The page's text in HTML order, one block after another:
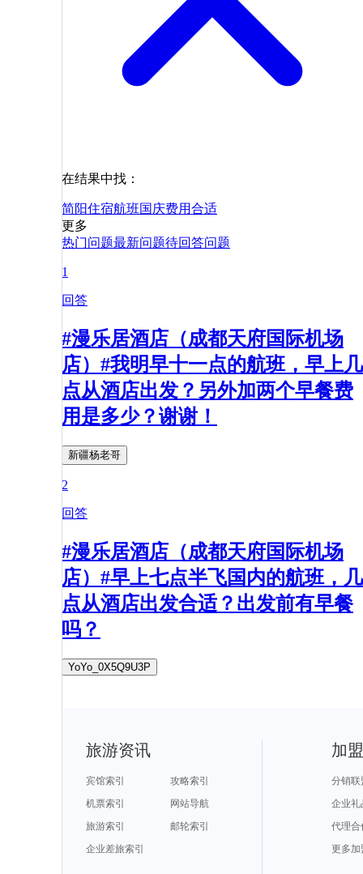
在结果中找：
简阳住宿航班国庆费用合适
更多
热门问题最新问题待回答问题
1
回答
#漫乐居酒店（成都天府国际机场
店）#我明早十一点的航班，早上几
点从酒店出发？另外加两个早餐费
用是多少？谢谢！
新疆杨老哥
2
回答
#漫乐居酒店（成都天府国际机场
店）#早上七点半飞国内的航班，几
点从酒店出发合适？出发前有早餐
吗？
YoYo_0X5Q9U3P
旅游资讯
宾馆索引
攻略索引
机票索引
网站导航
旅游索引
邮轮索引
企业差旅索引
加
分销联
企业礼
代理合
更多加